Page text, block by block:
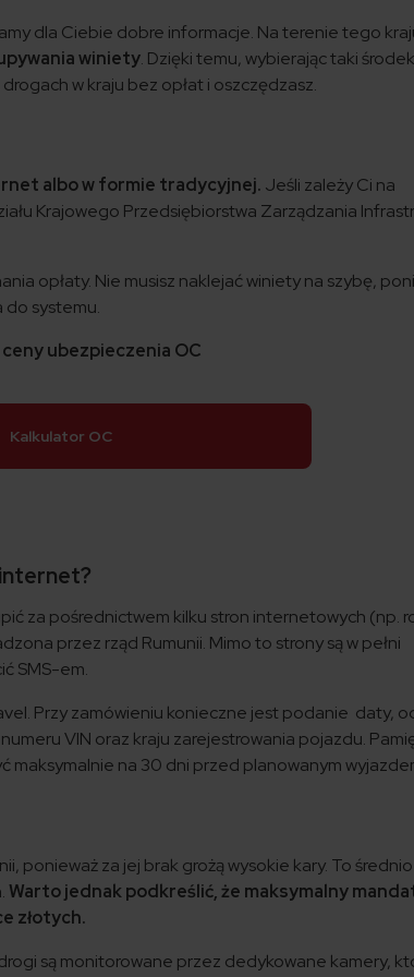
dla Ciebie dobre informacje. Na terenie tego
winiety. Dzięki temu, wybierając taki środek
w kraju bez opłat i oszczędzasz.
albo w formie tradycyjnej. Jeśli zależy Ci na
Krajowego Przedsiębiorstwa Zarządzania
opłaty. Nie musisz naklejać winiety na szybę,
systemu.
ubezpieczenia OC
Kalkulator OC
za pośrednictwem kilku stron internetowych (np.
przez rząd Rumunii. Mimo to strony są w pełni
SMS-em.
Przy zamówieniu konieczne jest podanie daty,
VIN oraz kraju zarejestrowania pojazdu.
na 30 dni przed planowanym
ponieważ za jej brak grożą wysokie kary. To
Warto jednak podkreślić, że maksymalny
złotych.
są monitorowane przez dedykowane kamery,